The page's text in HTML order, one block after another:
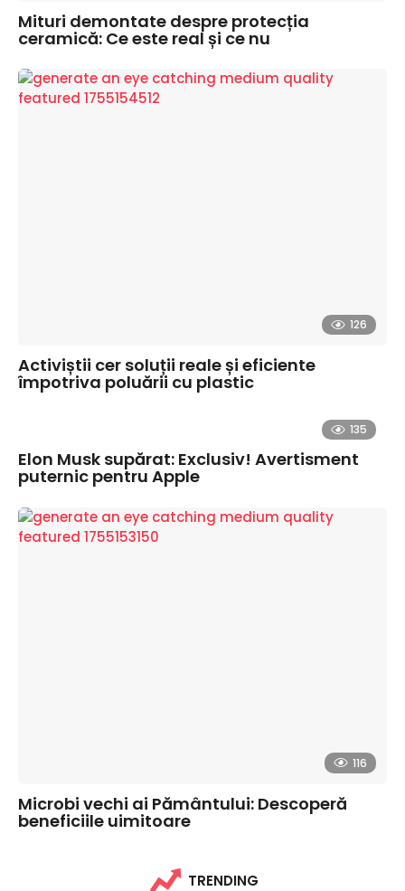
Mituri demontate despre protecția
ceramică: Ce este real și ce nu
126
Activiștii cer soluții reale și eficiente
împotriva poluării cu plastic
135
Elon Musk supărat: Exclusiv! Avertisment
puternic pentru Apple
116
Microbi vechi ai Pământului: Descoperă
beneficiile uimitoare
TRENDING